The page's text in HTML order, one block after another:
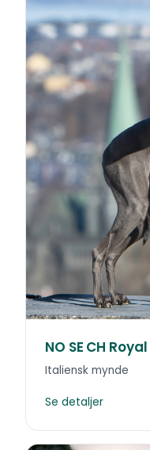
NO SE CH
Italiensk mynde
Se detaljer